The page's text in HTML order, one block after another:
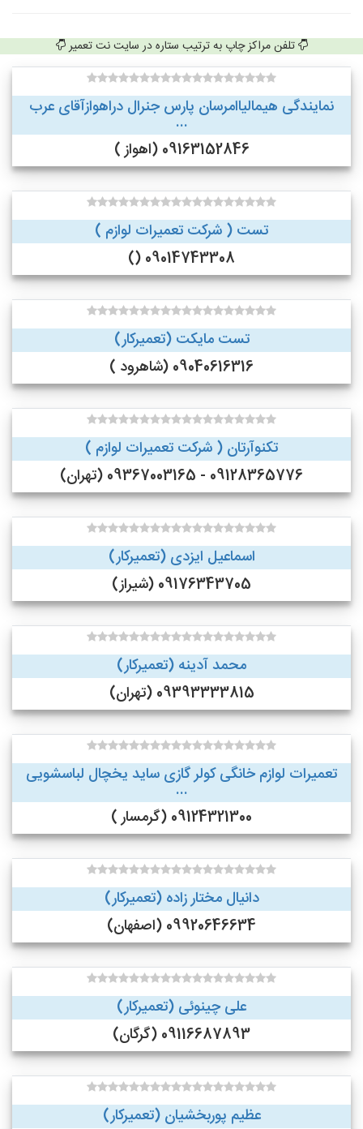
تلفن مراکز چاپ به ترتیب ستاره در سایت نت تعمیر
نمایندگی هیمالیاامرسان پارس جنرال دراهوازآقای عرب
...
09163152846 (اهواز )
تست ( شرکت تعمیرات لوازم )
09014743308 ()
تست مایکت (تعمیرکار)
09040616316 (شاهرود )
تکنوآرتان ( شرکت تعمیرات لوازم )
09128365776 - 09367003165 (تهران)
اسماعیل ایزدی (تعمیرکار)
09176343705 (شیراز)
محمد آدینه (تعمیرکار)
09393333815 (تهران)
تعمیرات لوازم خانگی کولر گازی ساید یخچال لباسشویی
...
09124321300 (گرمسار )
دانیال مختار زاده (تعمیرکار)
09920646634 (اصفهان)
علی چینوئی (تعمیرکار)
09116687893 (گرگان)
عظیم پوربخشیان (تعمیرکار)